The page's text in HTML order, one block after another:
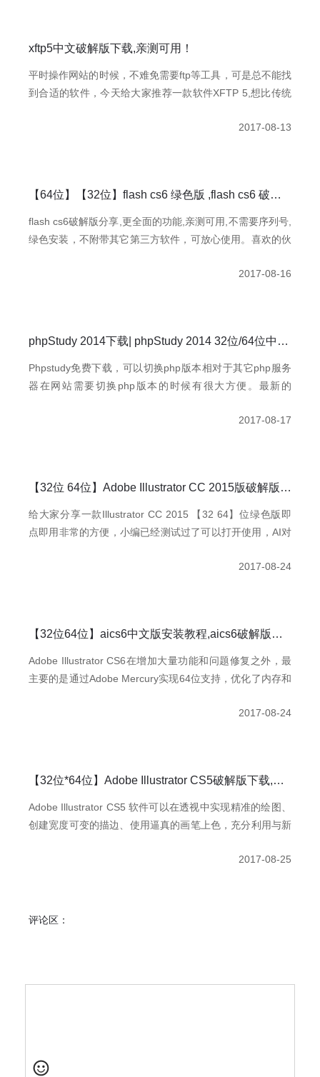
xftp5中文破解版下载,亲测可用！
平时操作网站的时候，不难免需要ftp等工具，可是总不能找
到合适的软件，今天给大家推荐一款软件XFTP 5,想比传统
2017-08-13
【64位】【32位】flash cs6 绿色版 ,flash cs6 破解版下载,flash cs6序列号,亲测可用！
flash cs6破解版分享,更全面的功能,亲测可用,不需要序列号,
绿色安装，不附带其它第三方软件，可放心使用。喜欢的伙
2017-08-16
phpStudy 2014下载| phpStudy 2014 32位/64位中文版免费下载
Phpstudy免费下载，可以切换php版本相对于其它php服务
器在网站需要切换php版本的时候有很大方便。最新的
次性安装，无须配置即可使用，是非常方便、好用的PHP调
2017-08-17
【32位 64位】Adobe Illustrator CC 2015版破解版,Adobe Illustrator CC绿色版下载-亲测可用！付安装教程
给大家分享一款​Illustrator CC 2015 【32 64】位绿色版即
点即用非常的方便，小编已经测试过了可以打开使用，AI对
2017-08-24
【32位64位】aics6中文版安装教程,aics6破解版下载,aics6绿色版下载序列号-亲测可用
Adobe Illustrator CS6在增加大量功能和问题修复之外，最
主要的是通过Adobe Mercury实现64位支持，优化了内存和
稳定性，实现了原本无法完成的任务，能够高效、精确处理
2017-08-24
【32位*64位】Adobe Illustrator CS5破解版下载,AI CS5绿色版下载,AI CS5安装教程
Adobe Illustrator CS5 软件可以在透视中实现精准的绘图、
创建宽度可变的描边、使用逼真的画笔上色，充分利用与新
宽度可变、沿路径缩放的描边、箭头、虚线和艺术画笔。无
2017-08-25
评论区：